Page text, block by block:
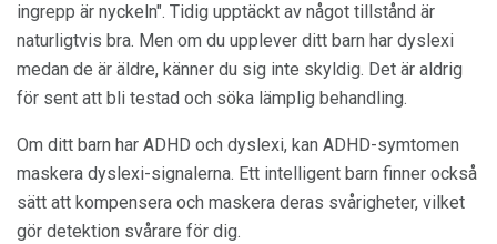
ingrepp är nyckeln". Tidig upptäckt av något tillstånd är
naturligtvis bra. Men om du upplever ditt barn har dyslexi
medan de är äldre, känner du sig inte skyldig. Det är aldrig
för sent att bli testad och söka lämplig behandling.
Om ditt barn har ADHD och dyslexi, kan ADHD-symtomen
maskera dyslexi-signalerna. Ett intelligent barn finner också
sätt att kompensera och maskera deras svårigheter, vilket
gör detektion svårare för dig.